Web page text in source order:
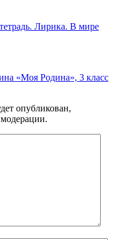
Лирика. В мире
«Моя Родина», 3 класс
опубликован,